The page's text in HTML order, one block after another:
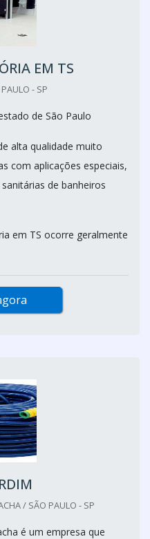
EM TS
- SP
de São Paulo
alta qualidade muito
com aplicações especiais,
de banheiros
em TS ocorre geralmente
/ SÃO PAULO - SP
é um empresa que